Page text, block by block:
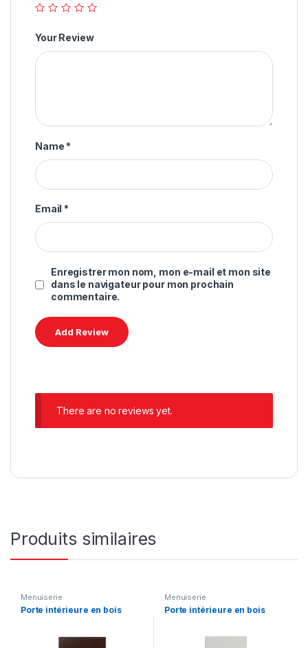
Your Review
Name *
Email *
Enregistrer mon nom, mon e-mail et mon site
dans le navigateur pour mon prochain
commentaire.
There are no reviews yet.
Produits similaires
Menuiserie
Porte intérieure en bois
Menuiserie
Porte intérieure en bois